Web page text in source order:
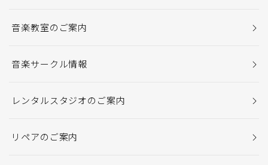
音楽教室のご案内
音楽サークル情報
レンタルスタジオのご案内
リペアのご案内